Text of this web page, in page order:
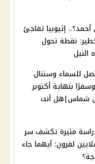
إثيوبيا تفاجئ
نقطة تحول
النيل
للسماء وستنال
بنهاية أكتوبر
شماس|هل أنت
دراسة مثيرة تكشف سر
لقرون: أيهما جاء